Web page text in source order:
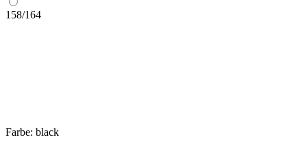
158/164
Farbe: black